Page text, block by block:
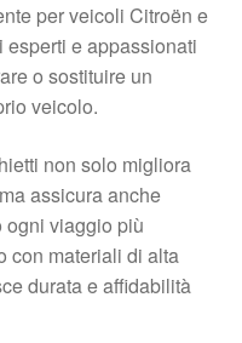
per veicoli Citroën e
e appassionati
o sostituire un
veicolo.
non solo migliora
assicura anche
ogni viaggio più
con materiali di alta
durata e affidabilità